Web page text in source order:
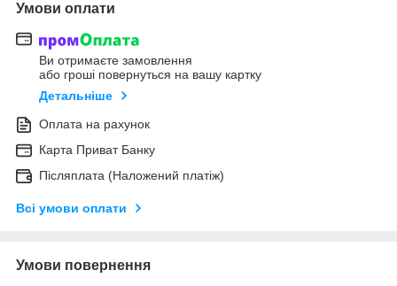
Умови оплати
Ви отримаєте замовлення
або гроші повернуться на вашу картку
Детальніше
Оплата на рахунок
Карта Приват Банку
Післяплата (Наложений платіж)
Всі умови оплати
Умови повернення